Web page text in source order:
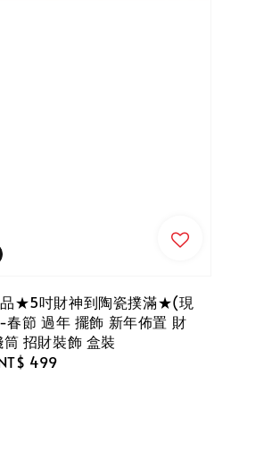
品★5吋財神到陶瓷撲滿★(現
節 過年 擺飾 新年佈置 財
招財裝飾 盒裝
499